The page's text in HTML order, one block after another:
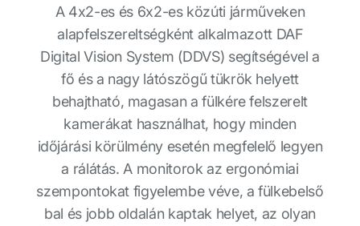
A 4x2-es és 6x2-es közúti járműveken
alapfelszereltségként alkalmazott DAF
Digital Vision System (DDVS) segítségével a
fő és a nagy látószögű tükrök helyett
behajtható, magasan a fülkére felszerelt
kamerákat használhat, hogy minden
időjárási körülmény esetén megfelelő legyen
a rálátás. A monitorok az ergonómiai
szempontokat figyelembe véve, a fülkebelső
bal és jobb oldalán kaptak helyet, az olyan